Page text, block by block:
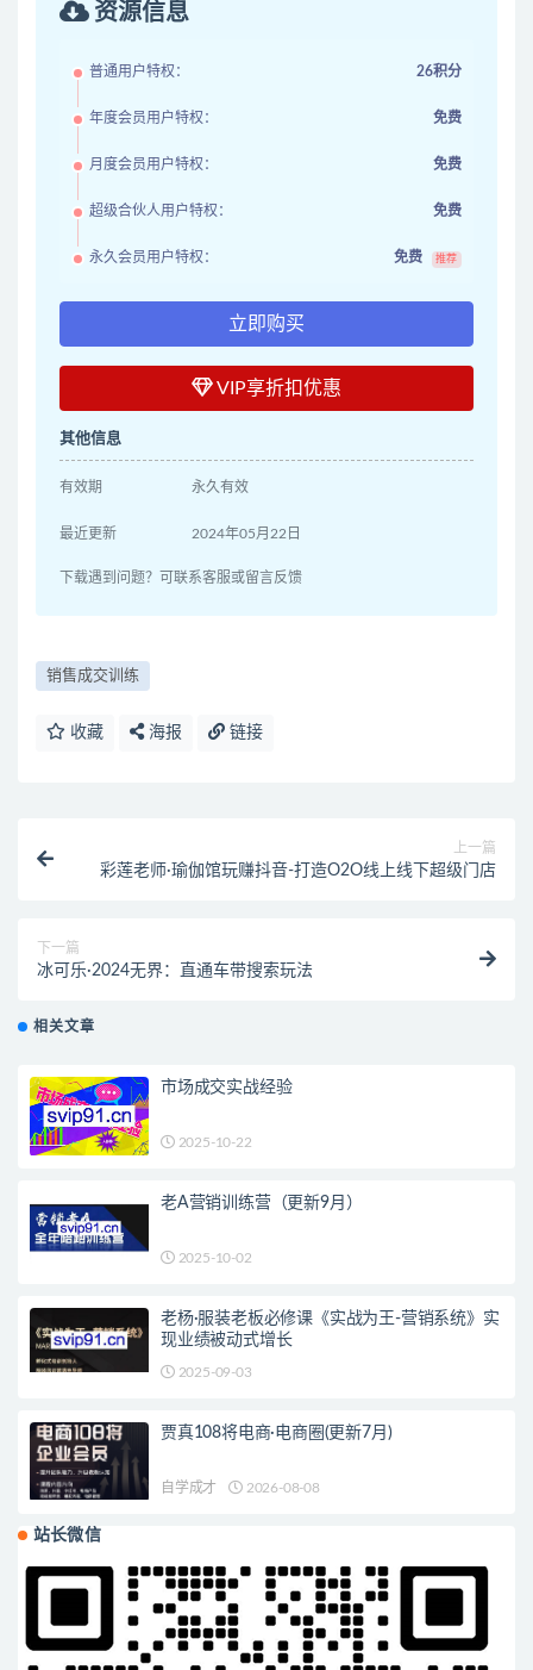
资源信息
普通用户特权： 26积分
年度会员用户特权： 免费
月度会员用户特权： 免费
超级合伙人用户特权： 免费
永久会员用户特权： 免费 推荐
立即购买
VIP享折扣优惠
其他信息
有效期 永久有效
最近更新 2024年05月22日
下载遇到问题？可联系客服或留言反馈
销售成交训练
收藏 海报 链接
上一篇
彩莲老师·瑜伽馆玩赚抖音-打造O2O线上线下超级门店
下一篇
冰可乐·2024无界：直通车带搜索玩法
相关文章
市场成交实战经验
2025-10-22
老A营销训练营（更新9月）
2025-10-02
老杨·服装老板必修课《实战为王-营销系统》实
现业绩被动式增长
2025-09-03
贾真108将电商·电商圈(更新7月)
自学成才 2026-08-08
站长微信